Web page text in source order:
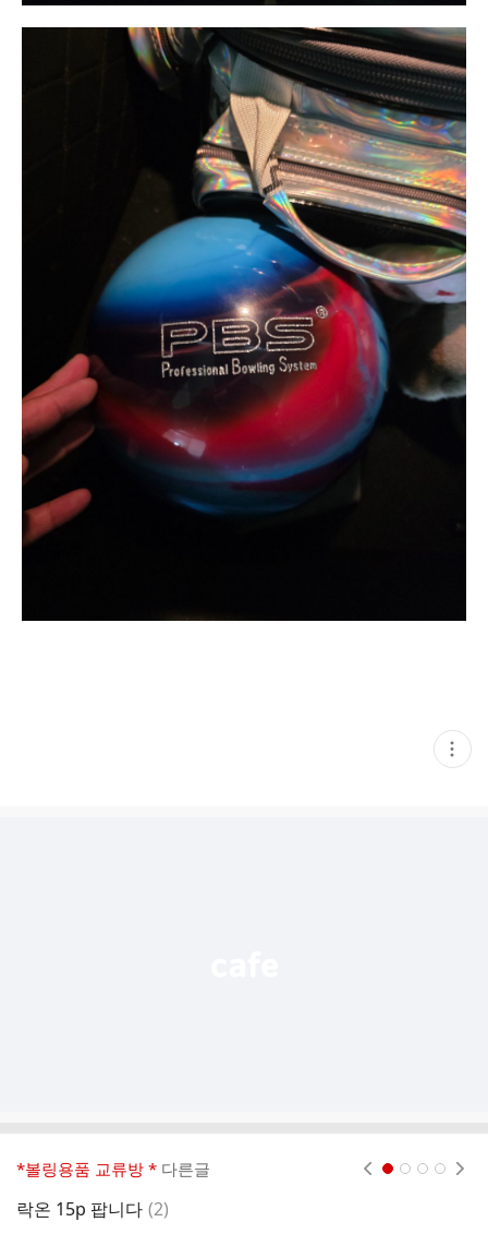
현
재
*볼링용품 교류방 * 다른글
락온 15p 팝니다 댓
(2)